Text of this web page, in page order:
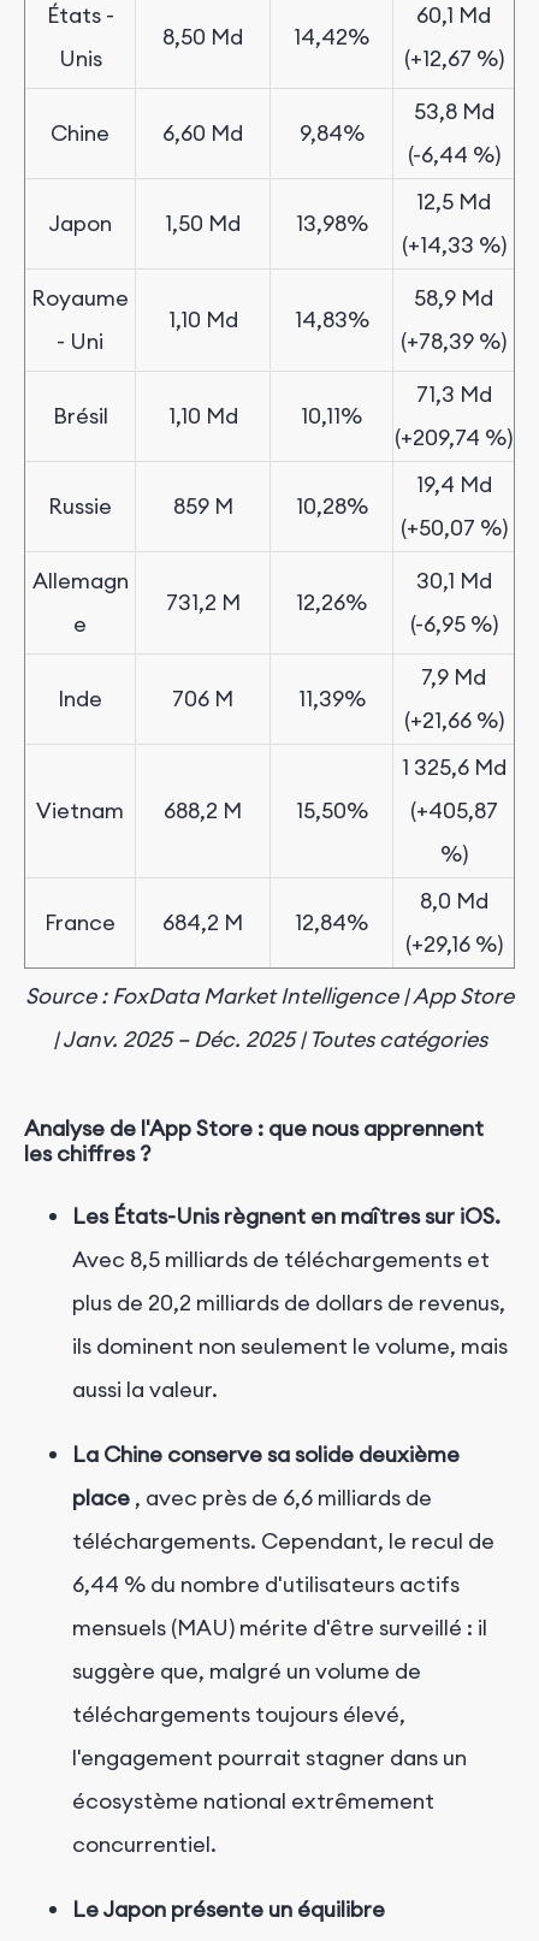
États -
Unis
8,50 Md 14,42%
60,1 Md
(+12,67 %)
Chine 6,60 Md 9,84%
53,8 Md
(-6,44 %)
Japon 1,50 Md 13,98%
12,5 Md
(+14,33 %)
Royaume
- Uni
1,10 Md 14,83%
58,9 Md
(+78,39 %)
Brésil 1,10 Md 10,11%
71,3 Md
(+209,74 %)
Russie 859 M 10,28%
19,4 Md
(+50,07 %)
Allemagn
e
731,2 M 12,26%
30,1 Md
(-6,95 %)
Inde 706 M 11,39%
7,9 Md
(+21,66 %)
Vietnam 688,2 M 15,50%
1 325,6 Md
(+405,87
%)
France 684,2 M 12,84%
8,0 Md
(+29,16 %)
Source : FoxData Market Intelligence | App Store
| Janv. 2025 – Déc. 2025 | Toutes catégories
Analyse de l'App Store : que nous apprennent
les chiffres ?
Les États-Unis règnent en maîtres sur iOS.
Avec 8,5 milliards de téléchargements et
plus de 20,2 milliards de dollars de revenus,
ils dominent non seulement le volume, mais
aussi la valeur.
La Chine conserve sa solide deuxième
place , avec près de 6,6 milliards de
téléchargements. Cependant, le recul de
6,44 % du nombre d'utilisateurs actifs
mensuels (MAU) mérite d'être surveillé : il
suggère que, malgré un volume de
téléchargements toujours élevé,
l'engagement pourrait stagner dans un
écosystème national extrêmement
concurrentiel.
Le Japon présente un équilibre